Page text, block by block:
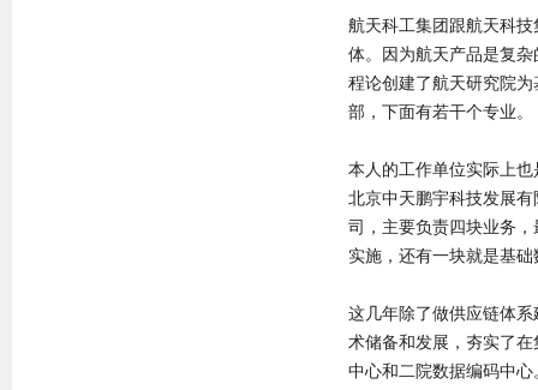
航天科工集团跟航天科
体。因为航天产品是复
程论创建了航天研究院
部，下面有若干个专业。
本人的工作单位实际上
北京中天鹏宇科技发展
司，主要负责四块业务
实施，还有一块就是基
这几年除了做供应链体
术储备和发展，夯实了
中心和二院数据编码中